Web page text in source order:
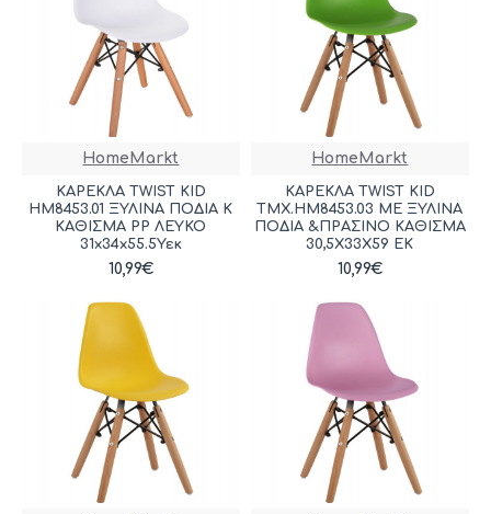
HomeMarkt
ΚΑΡΕΚΛΑ TWIST KID
HM8453.01 ΞΥΛΙΝΑ ΠΟΔΙΑ Κ
ΚΑΘΙΣΜΑ PP ΛΕΥΚΟ
31x34x55.5Υεκ
10,99€
HomeMarkt
ΚΑΡΕΚΛΑ TWIST KID
ΤΜΧ.HM8453.03 ΜΕ ΞΥΛΙΝΑ
ΠΟΔΙΑ &ΠΡΑΣΙΝΟ ΚΑΘΙΣΜΑ
30,5Χ33Χ59 ΕΚ
10,99€